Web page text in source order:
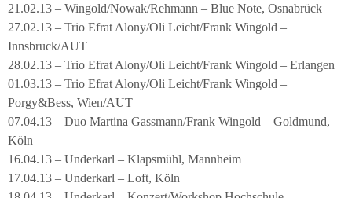
21.02.13 – Wingold/Nowak/Rehmann – Blue Note, Osnabrück
27.02.13 – Trio Efrat Alony/Oli Leicht/Frank Wingold –
Innsbruck/AUT
28.02.13 – Trio Efrat Alony/Oli Leicht/Frank Wingold – Erlangen
01.03.13 – Trio Efrat Alony/Oli Leicht/Frank Wingold –
Porgy&Bess, Wien/AUT
07.04.13 – Duo Martina Gassmann/Frank Wingold – Goldmund,
Köln
16.04.13 – Underkarl – Klapsmühl, Mannheim
17.04.13 – Underkarl – Loft, Köln